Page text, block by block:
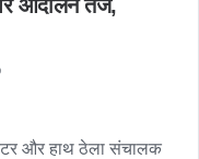
आंदोलन तेज,
और हाथ ठेला संचालक